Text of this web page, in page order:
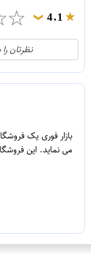
4.1
❯
☆
3
1
نظرتان
بازار فوری یک
می نماید. این فروشگاه بانام